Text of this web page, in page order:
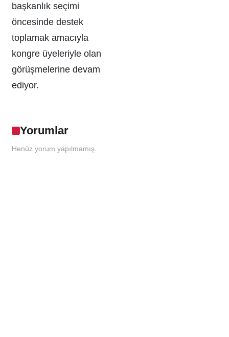
başkanlık seçimi
öncesinde destek
toplamak amacıyla
kongre üyeleriyle olan
görüşmelerine devam
ediyor.
Yorumlar
Henüz yorum yapılmamış.